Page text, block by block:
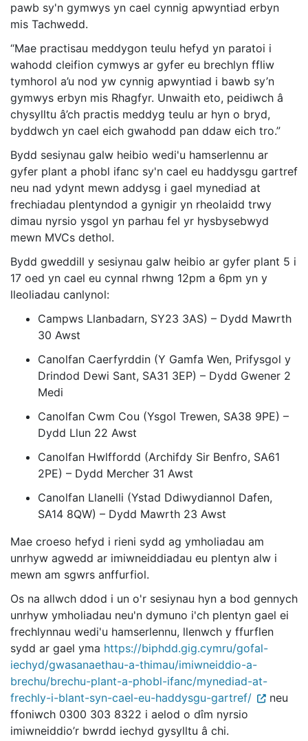
pawb sy'n gymwys yn cael cynnig apwyntiad erbyn
mis Tachwedd.
“Mae practisau meddygon teulu hefyd yn paratoi i
wahodd cleifion cymwys ar gyfer eu brechlyn ffliw
tymhorol a’u nod yw cynnig apwyntiad i bawb sy’n
gymwys erbyn mis Rhagfyr. Unwaith eto, peidiwch â
chysylltu â’ch practis meddyg teulu ar hyn o bryd,
byddwch yn cael eich gwahodd pan ddaw eich tro.”
Bydd sesiynau galw heibio wedi'u hamserlennu ar
gyfer plant a phobl ifanc sy'n cael eu haddysgu gartref
neu nad ydynt mewn addysg i gael mynediad at
frechiadau plentyndod a gynigir yn rheolaidd trwy
dimau nyrsio ysgol yn parhau fel yr hysbysebwyd
mewn MVCs dethol.
Bydd gweddill y sesiynau galw heibio ar gyfer plant 5 i
17 oed yn cael eu cynnal rhwng 12pm a 6pm yn y
lleoliadau canlynol:
Campws Llanbadarn, SY23 3AS) – Dydd Mawrth
30 Awst
Canolfan Caerfyrddin (Y Gamfa Wen, Prifysgol y
Drindod Dewi Sant, SA31 3EP) – Dydd Gwener 2
Medi
Canolfan Cwm Cou (Ysgol Trewen, SA38 9PE) –
Dydd Llun 22 Awst
Canolfan Hwlffordd (Archifdy Sir Benfro, SA61
2PE) – Dydd Mercher 31 Awst
Canolfan Llanelli (Ystad Ddiwydiannol Dafen,
SA14 8QW) – Dydd Mawrth 23 Awst
Mae croeso hefyd i rieni sydd ag ymholiadau am
unrhyw agwedd ar imiwneiddiadau eu plentyn alw i
mewn am sgwrs anffurfiol.
Os na allwch ddod i un o'r sesiynau hyn a bod gennych
unrhyw ymholiadau neu'n dymuno i'ch plentyn gael ei
frechlynnau wedi'u hamserlennu, llenwch y ffurflen
sydd ar gael yma https://biphdd.gig.cymru/gofal-
iechyd/gwasanaethau-a-thimau/imiwneiddio-a-
brechu/brechu-plant-a-phobl-ifanc/mynediad-at-
frechly-i-blant-syn-cael-eu-haddysgu-gartref/
neu
ffoniwch 0300 303 8322 i aelod o dîm nyrsio
imiwneiddio’r bwrdd iechyd gysylltu â chi.